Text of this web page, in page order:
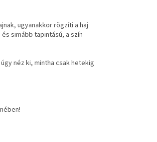
ugyanakkor rögzíti a haj
simább tapintású, a szín
néz ki, mintha csak hetekig